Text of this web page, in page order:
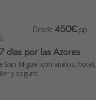
días por las Azores
San Miguel con vuelos, hotel,
y seguro
Desde 450€ pp